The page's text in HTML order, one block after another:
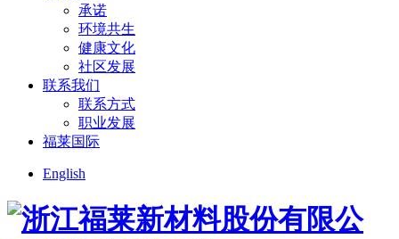
承诺
环境共生
健康文化
社区发展
联系我们
联系方式
职业发展
福莱国际
English